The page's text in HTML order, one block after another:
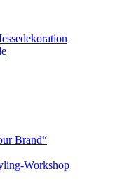
Brand“
Workshop